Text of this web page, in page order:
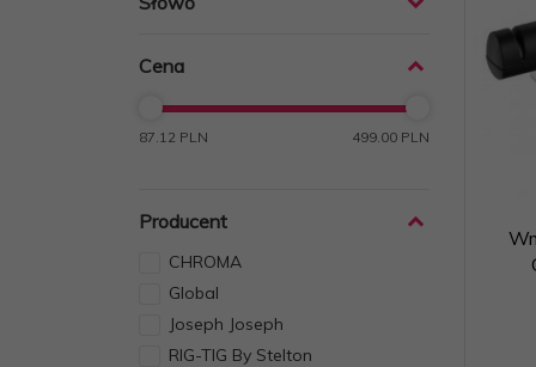
Cena
87.12 PLN 499.00 PLN
Producent
CHROMA
Global
Joseph Joseph
RIG-TIG By Stelton